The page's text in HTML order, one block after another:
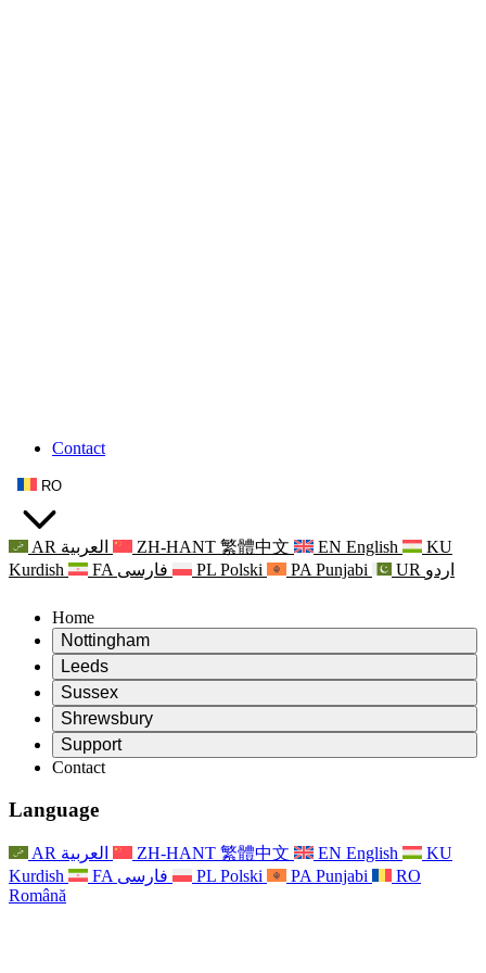
Contact
RO
AR العربية ZH-HANT 繁體中文 EN English
KU
Kurdish
FA فارسی PL Polski PA Punjabi UR اردو
Home
Nottingham
Review
Președintele revizuirii
Echipa independentă de evaluare
Termeni de referință
Raportul final al evaluării independente
Întrebări frecvente
Procesul de feedback al familiei
Buletine informative
Renunțare
Evenimente
Leeds
Review
Președintele revizuirii
Echipa independentă de evaluare
Termeni de referință
Contact
Sprijin psihologic pentru familii
Actualizări pentru familii
Evenimente
For Staff
Sprijin pentru personal
Vocile personalului
Sussex
Review
Președintele revizuirii
Echipa independentă de evaluare
Termeni de referință
For Families
Actualizări pentru familii
Evenimente
For Staff
Shrewsbury
Review
Termeni de referință pentru revizuirea maternității
Raportul final al evaluării independente
Primul raport al evaluării independente
For Families
Actualizări
Support
Leeds
Nottingham
Serviciul de asistență psihologică familială
Sprijin în caz de criză în domeniul sănătății mintale
Servicii regionale Nottingham
National
Sepsis Charities
Contact
Language
AR العربية ZH-HANT 繁體中文 EN English
KU
Kurdish
FA فارسی PL Polski PA Punjabi
RO
Română